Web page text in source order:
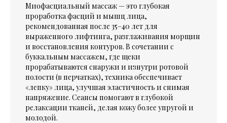
Миофасциальный массаж — это глубокая
проработка фасций и мышц лица,
рекомендованная после 35–40 лет для
выраженного лифтинга, разглаживания морщин
и восстановления контуров. В сочетании с
буккальным массажем, где щеки
прорабатываются снаружи и изнутри ротовой
полости (в перчатках), техника обеспечивает
«лепку» лица, улучшая эластичность и снимая
напряжение. Сеансы помогают в глубокой
релаксации тканей, делая кожу более упругой и
молодой.